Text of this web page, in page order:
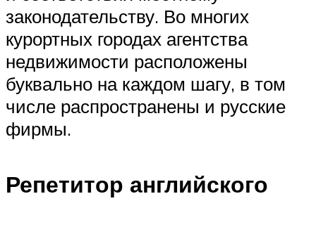
законодательству. Во многих
курортных городах агентства
недвижимости расположены
буквально на каждом шагу, в том
числе распространены и русские
фирмы.
Репетитор английского